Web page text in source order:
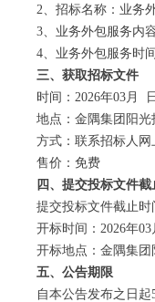
2、招标名称：业务
3、业务外包服务内
4、业务外包服务时
三、获取招标文件
时间：2026年03月
地点：金隅集团阳光
方式：联系招标人网
售价：免费
四、提交投标文件
提交投标文件截止
开标时间：2026年
开标地点：金隅集团
五、公告期限
自本公告发布之日起